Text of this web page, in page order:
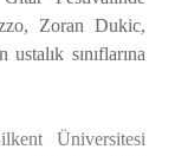
Zoran Dukic,
sınıflarına
Üniversitesi